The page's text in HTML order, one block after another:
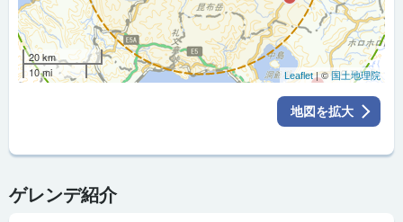
20 km
10 mi
Leaflet| ©国土地理院
地図を拡大
ゲレンデ紹介